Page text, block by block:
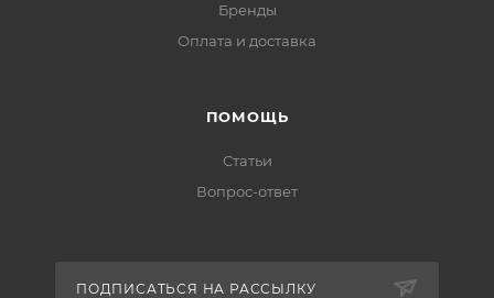
Бренды
Оплата и доставка
ПОМОЩЬ
Статьи
Вопрос-ответ
ПОДПИСАТЬСЯ НА РАССЫЛКУ